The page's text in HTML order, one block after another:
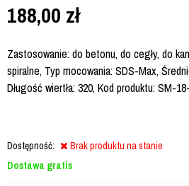
188,00 zł
Zastosowanie: do betonu, do cegły, do
spiralne, Typ mocowania: SDS-Max,
Długość wiertła: 320, Kod produktu: SM-
Dostępność:
Brak produktu na stanie
Dostawa gratis